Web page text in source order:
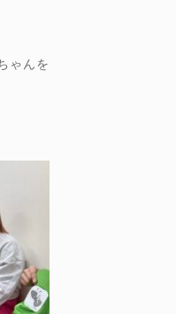
ゃんを